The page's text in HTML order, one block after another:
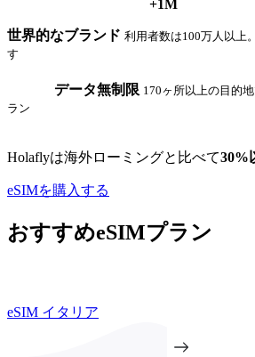
+1M
世界的なブランド 利用者数は100万人以上
す
データ無制限 170ヶ所以上の目的
ラン
Holaflyは海外ローミングと比べて30%
eSIMを購入する
おすすめeSIMプラン
eSIM イタリア